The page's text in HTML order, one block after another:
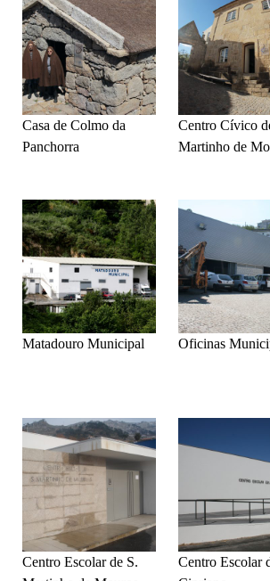
Casa de Colmo da
Panchorra
Centro Cívico
Martinho de
Matadouro Municipal Oficinas
Centro Escolar de S.
Centro Escolar